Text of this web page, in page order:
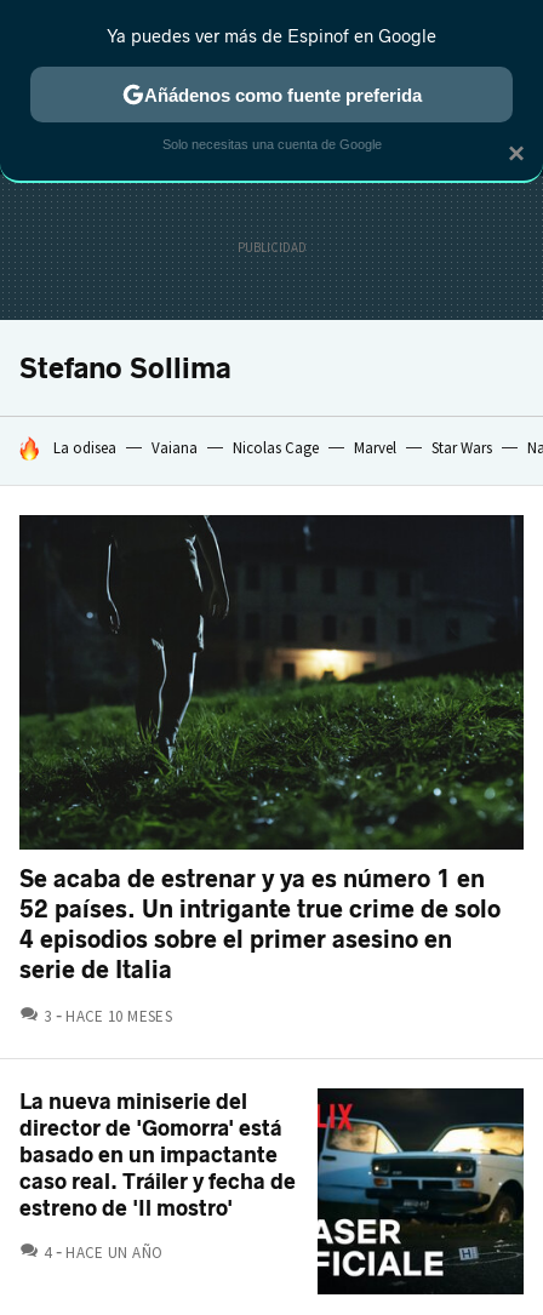
MENÚ NUEVO
ESTRENOS REALITY ANIME RANKINGS CINE
Stefano Sollima
HOY SE HABLA DE
La odisea Vaiana Nicolas Cage Marvel Star Wars
Se acaba de estrenar y ya es número 1 en
52 países. Un intrigante true crime de solo
4 episodios sobre el primer asesino en
serie de Italia
3 COMENTARIOS
HACE 10 MESES
La nueva miniserie del
director de 'Gomorra' está
basado en un impactante
caso real. Tráiler y fecha de
estreno de 'Il mostro'
4 COMENTARIOS
HACE UN AÑO
×
Ya puedes ver más de Espinof en Google
Añádenos como fuente preferida
Solo necesitas una cuenta de Google